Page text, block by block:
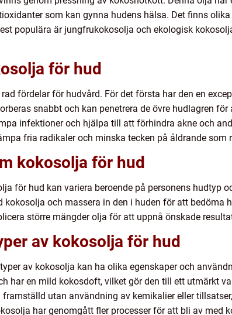
som kan gynna hudens hälsa. Det finns
populära är jungfrukokosolja och ekologisk
för hud
fördelar för hudvård. För det första har den en
snabbt och kan penetrera de övre hudlagren
infektioner och hjälpa till att förhindra akne och
fria radikaler och minska tecken på åldrande som
kokosolja för hud
för hud kan variera beroende på personens hudtyp
och massera in den i huden för att bedöma
större mängder olja för att uppnå önskade
av kokosolja för hud
av kokosolja kan ha olika egenskaper och
har en mild kokosdoft, vilket gör den till ett utmärkt
utan användning av kemikalier eller
har genomgått fler processer för att bli av med